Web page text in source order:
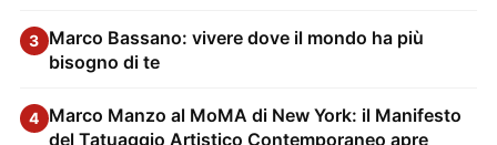
3 Marco Bassano: vivere dove il mondo ha più
bisogno di te
4 Marco Manzo al MoMA di New York: il Manifesto
del Tatuaggio Artistico Contemporaneo apre